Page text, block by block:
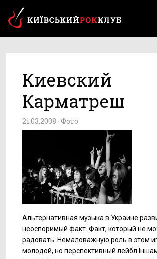
Киевский
Карматреш
21.03.2008 · Фото
Альтернативная музыка в Украине
неоспоримый факт. Факт, который не
радовать. Немаловажную роль в этом
молодой, но перспективный лейбл